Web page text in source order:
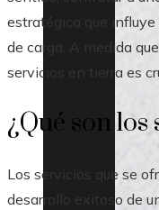
estratégica que
de carga. A medida
servicios en tierra es
¿Qué son
Los servicios que se
desarrollo exitoso de